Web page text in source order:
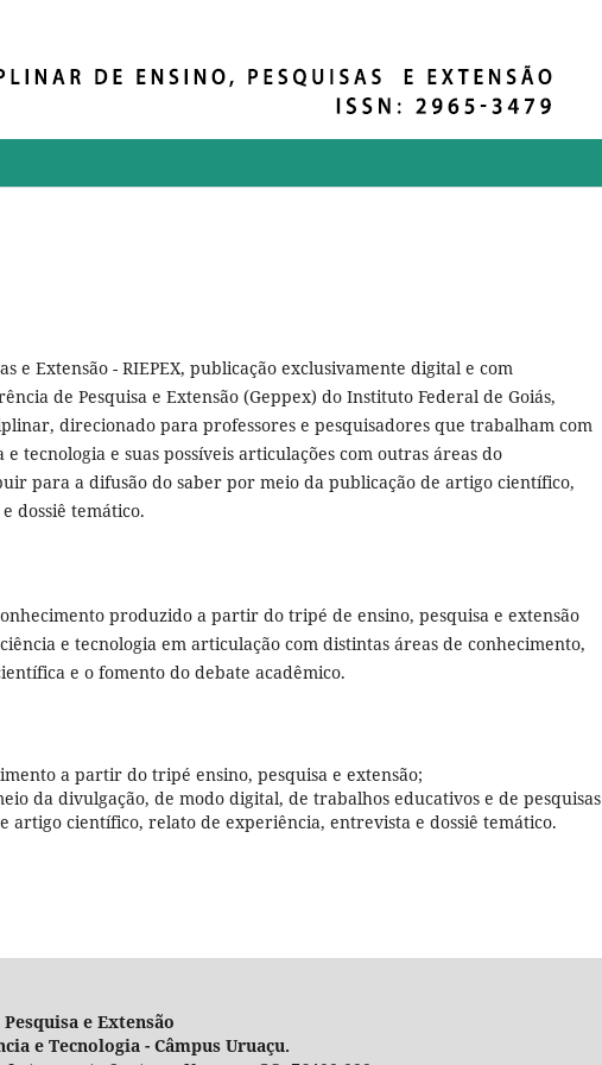
e Extensão - RIEPEX, publicação exclusivamente digital e com
de Pesquisa e Extensão (Geppex) do Instituto Federal de Goiás,
direcionado para professores e pesquisadores que trabalham com
tecnologia e suas possíveis articulações com outras áreas do
para a difusão do saber por meio da publicação de artigo científico,
dossiê temático.
produzido a partir do tripé de ensino, pesquisa e extensão
e tecnologia em articulação com distintas áreas de conhecimento,
e o fomento do debate acadêmico.
a partir do tripé ensino, pesquisa e extensão;
da divulgação, de modo digital, de trabalhos educativos e de pesquisas
artigo científico, relato de experiência, entrevista e dossiê temático.
e Extensão
e Tecnologia - Câmpus Uruaçu.